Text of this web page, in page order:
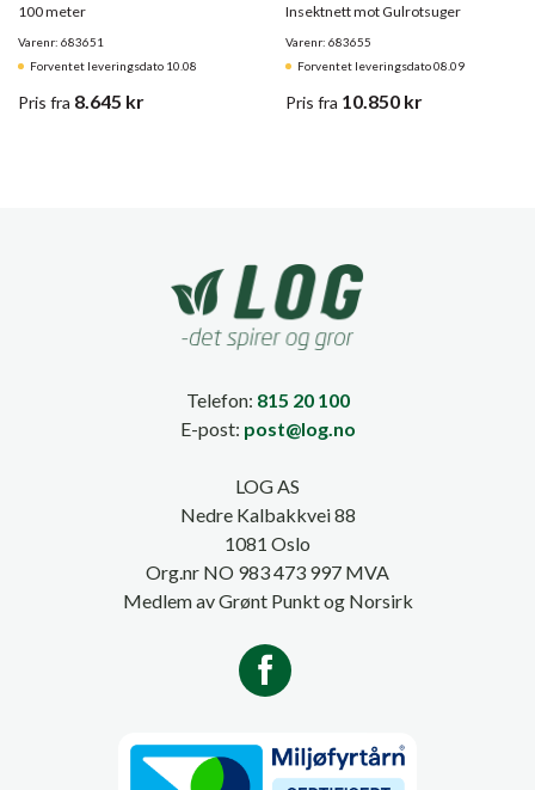
Varenr: 683651
Forventet leveringsdato 10.08
100 meter
Pris fra 8.645 kr
Varenr: 683655
Forventet leveringsdato 08.09
Insektnett mot Gulrotsuger
Pris fra 10.850 kr
Telefon: 815 20 100
E-post: post@log.no
LOG AS
Nedre Kalbakkvei 88
1081 Oslo
Org.nr NO 983 473 997 MVA
Medlem av Grønt Punkt og Norsirk